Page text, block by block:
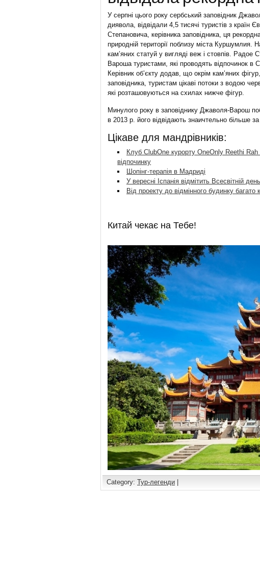
У серпні цього року сербський заповідник
диявола, відвідали 4,5 тисячі туристів з країн
Степановича, керівника заповідника, ця
природній території поблизу міста Куршумлия.
кам’яних статуй у вигляді веж і стовпів.
Вароша туристами, які проводять відпочинок в
Керівник об’єкту додав, що окрім кам’яних
заповідника, туристам цікаві потоки з водою
які розташовуються на схилах нижче фігур.
Минулого року в заповіднику Джаволя-Варош
в 2013 р. його відвідають знаичтельно більше
Цікаве для мандрівників:
Клуб ClubOne курорту OneOnly Reethi
відпочинку
Шопінг-терапія в Мадриді
У вересні Іспанія відмітить Всесвітній
Від проекту до відмінного будинку багато
Китай чекає на Тебе!
Category: Тур-легенди